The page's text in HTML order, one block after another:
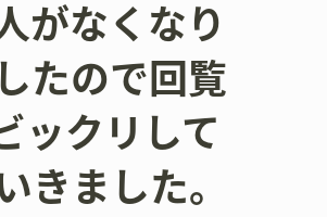
がなくなり
たので回覧
ックリして
きました。